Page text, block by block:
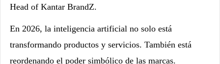
Head of Kantar BrandZ.
En 2026, la inteligencia artificial no solo está
transformando productos y servicios. También está
reordenando el poder simbólico de las marcas.